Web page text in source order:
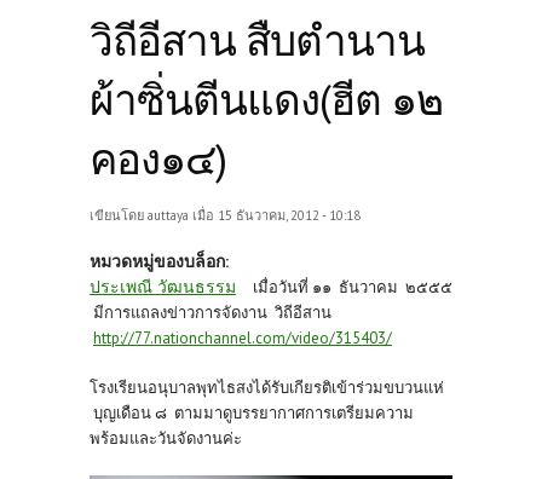
วิถีอีสาน สืบตำนาน
ผ้าซิ่นตีนแดง(ฮีต ๑๒
คอง๑๔)
เขียนโดย auttaya เมื่อ 15 ธันวาคม, 2012 - 10:18
หมวดหมู่ของบล็อก:
ประเพณี วัฒนธรรม
เมื่อวันที่ ๑๑ ธันวาคม ๒๕๕๕
มีการแถลงข่าวการจัดงาน วิถีอีสาน
http://77.nationchannel.com/video/315403/
โรงเรียนอนุบาลพุทไธสงได้รับเกียรติเข้าร่วมขบวนแห่
บุญเดือน ๘ ตามมาดูบรรยากาศการเตรียมความ
พร้อมและวันจัดงานค่ะ